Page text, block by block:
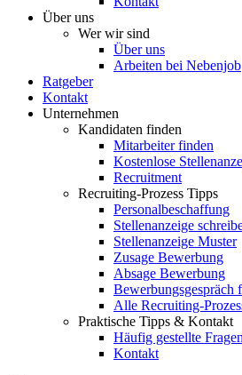
Über uns
Wer wir sind
Über uns
Arbeiten bei Nebenjob
Ratgeber
Kontakt
Unternehmen
Kandidaten finden
Mitarbeiter finden
Kostenlose
Recruitment
Recruiting-Prozess Tipps
Personalbeschaffung
Stellenanzeige
Stellenanzeige Muster
Zusage Bewerbung
Absage Bewerbung
Bewerbungsgespräch
Alle Recruiting-
Praktische Tipps & Kontakt
Häufig gestellte Fragen
Kontakt